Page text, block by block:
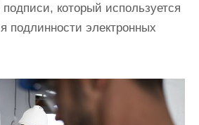
который используется
подлинности электронных